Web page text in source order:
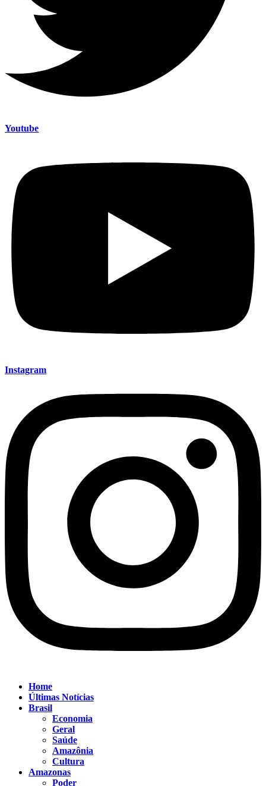
Youtube
Instagram
Home
Últimas Notícias
Brasil
Economia
Geral
Saúde
Amazônia
Cultura
Amazonas
Poder